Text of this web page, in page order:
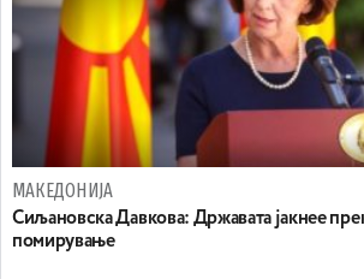
МАКЕДОНИЈА
Сиљановска Давкова: Државата јакнее
помирување